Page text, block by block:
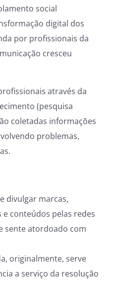
social
digital dos
por profissionais da
cresceu
através da
(pesquisa
coletadas informações
problemas,
divulgar marcas,
conteúdos pelas redes
sente atordoado com
originalmente, serve
a serviço da resolução